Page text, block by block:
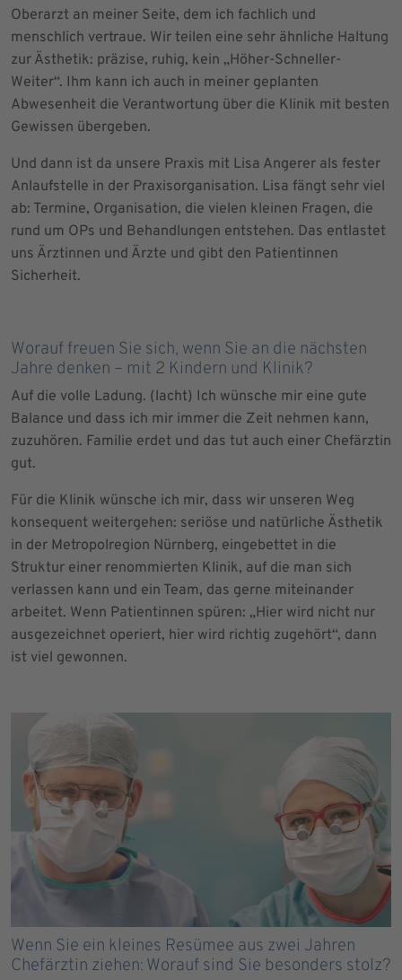
Oberarzt an meiner Seite, dem ich fachlich und
menschlich vertraue. Wir teilen eine sehr ähnliche Haltung
zur Ästhetik: präzise, ruhig, kein „Höher-Schneller-
Weiter“. Ihm kann ich auch in meiner geplanten
Abwesenheit die Verantwortung über die Klinik mit besten
Gewissen übergeben.
Und dann ist da unsere Praxis mit Lisa Angerer als fester
Anlaufstelle in der Praxisorganisation. Lisa fängt sehr viel
ab: Termine, Organisation, die vielen kleinen Fragen, die
rund um OPs und Behandlungen entstehen. Das entlastet
uns Ärztinnen und Ärzte und gibt den Patientinnen
Sicherheit.
Worauf freuen Sie sich, wenn Sie an die nächsten
Jahre denken – mit 2 Kindern und Klinik?
Auf die volle Ladung. (lacht) Ich wünsche mir eine gute
Balance und dass ich mir immer die Zeit nehmen kann,
zuzuhören. Familie erdet und das tut auch einer Chefärztin
gut.
Für die Klinik wünsche ich mir, dass wir unseren Weg
konsequent weitergehen: seriöse und natürliche Ästhetik
in der Metropolregion Nürnberg, eingebettet in die
Struktur einer renommierten Klinik, auf die man sich
verlassen kann und ein Team, das gerne miteinander
arbeitet. Wenn Patientinnen spüren: „Hier wird nicht nur
ausgezeichnet operiert, hier wird richtig zugehört“, dann
ist viel gewonnen.
Wenn Sie ein kleines Resümee aus zwei Jahren
Chefärztin ziehen: Worauf sind Sie besonders stolz?